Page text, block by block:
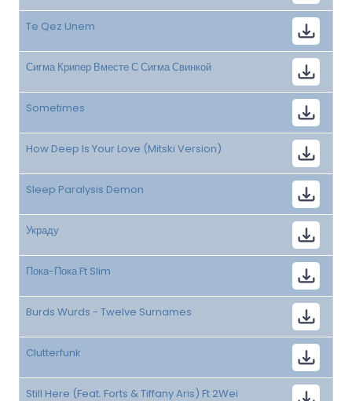
Te Qez Unem
Сигма Крипер Вместе С Сигма Свинкой
Sometimes
How Deep Is Your Love (Mitski Version)
Sleep Paralysis Demon
Украду
Пока-Пока Ft Slim
Burds Wurds - Twelve Surnames
Clutterfunk
Still Here (Feat. Forts & Tiffany Aris) Ft 2Wei